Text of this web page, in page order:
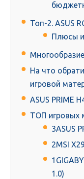
Топ-2. ASUS
Плюсы
На что
игровой
ASUS PRIME
ТОП игровых
3ASUS
2MSI
1.0)